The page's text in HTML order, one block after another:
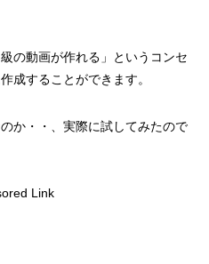
の動画が作れる」というコンセ
成することができます。
か・・、実際に試してみたので
Link